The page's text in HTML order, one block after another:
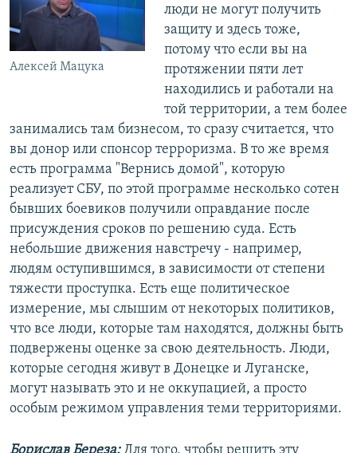
Алексей Мацука
люди не могут получить
защиту и здесь тоже,
потому что если вы на
протяжении пяти лет
находились и работали на
той территории, а тем более
занимались там бизнесом, то сразу считается, что
вы донор или спонсор терроризма. В то же время
есть программа "Вернись домой", которую
реализует СБУ, по этой программе несколько сотен
бывших боевиков получили оправдание после
присуждения сроков по решению суда. Есть
небольшие движения навстречу - например,
людям оступившимся, в зависимости от степени
тяжести проступка. Есть еще политическое
измерение, мы слышим от некоторых политиков,
что все люди, которые там находятся, должны быть
подвержены оценке за свою деятельность. Люди,
которые сегодня живут в Донецке и Луганске,
могут называть это и не оккупацией, а просто
особым режимом управления теми территориями.